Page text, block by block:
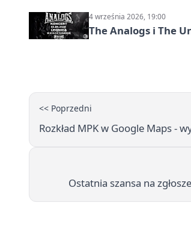
4 września 2026, 19:00
The Analogs i The
<< Poprzedni
Rozkład MPK w Google Maps -
Ostatnia szansa na